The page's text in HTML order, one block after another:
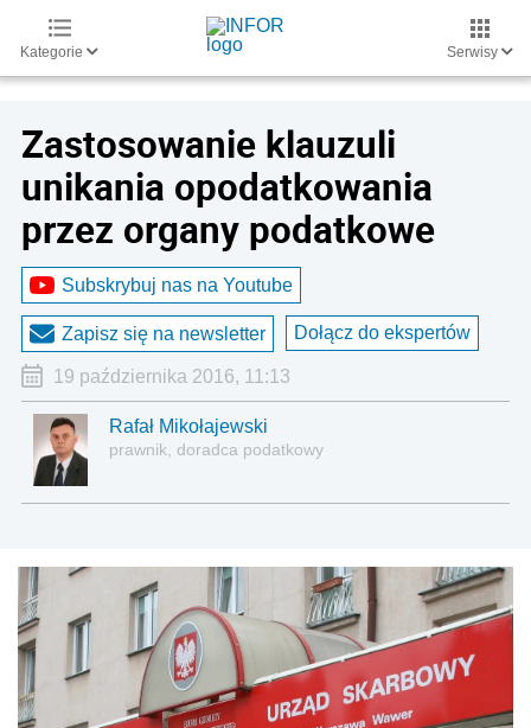
Kategorie Serwisy
Zastosowanie klauzuli
unikania opodatkowania
przez organy podatkowe
Subskrybuj nas na Youtube
Zapisz się na newsletter Dołącz do ekspertów
19 października 2016, 11:13
Rafał Mikołajewski
prawnik, doradca podatkowy